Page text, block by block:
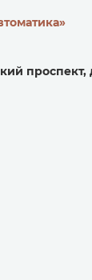
проспект,